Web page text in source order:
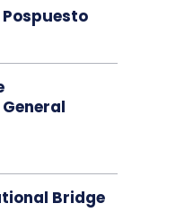
Pospuesto
Bridge